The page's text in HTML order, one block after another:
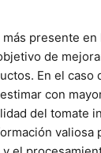
más presente
de
En el caso
con
del tomate
valiosa